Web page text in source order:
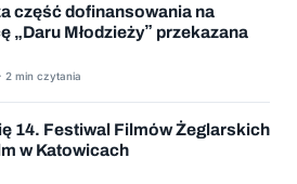
część dofinansowania na
„Daru Młodzieży” przekazana
2 min czytania
14. Festiwal Filmów Żeglarskich
w Katowicach